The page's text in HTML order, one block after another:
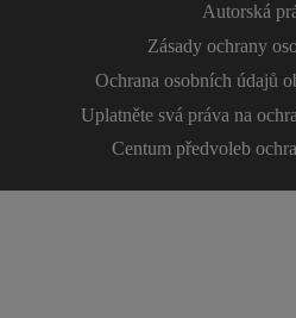
Autorská
Zásady ochrany
Ochrana osobních údajů
Uplatněte svá práva na
Centum předvoleb